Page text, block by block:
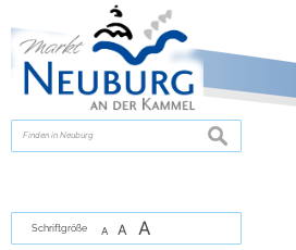
zur Navigationoder
suchen
Schriftgröße A A A